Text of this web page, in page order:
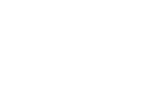
de ce rezistă?
revine: o realitate pe care
Europeană. Ce ne așteaptă? – O
supraviețui ca țară
AI pentru a înlocui Nvidia